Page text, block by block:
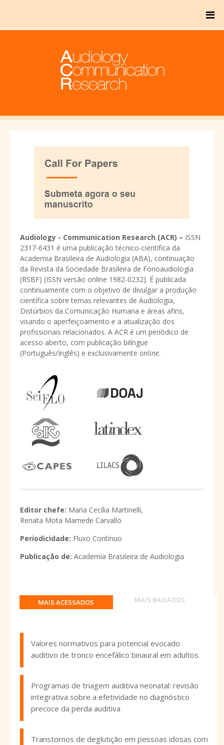
Audiology - Communication Research (ACR) – ISSN
2317-6431 é uma publicação técnico-científica da
Academia Brasileira de Audiologia (ABA), continuação
da Revista da Sociedade Brasileira de Fonoaudiologia
(RSBF) (ISSN versão online 1982-0232). É publicada
continuamente com o objetivo de divulgar a produção
científica sobre temas relevantes de Audiologia,
Distúrbios da Comunicação Humana e áreas afins,
visando o aperfeiçoamento e a atualização dos
profissionais relacionados. A ACR é um periódico de
acesso aberto, com publicação bilíngue
(Português/Inglês) e exclusivamente online.
Editor chefe: Maria Cecília Martinelli,
Renata Mota Mamede Carvallo
Periodicidade: Fluxo Contínuo
Publicação de: Academia Brasileira de Audiologia
MAIS ACESSADOS MAIS BAIXADOS
Valores normativos para potencial evocado
auditivo de tronco encefálico binaural em adultos
Programas de triagem auditiva neonatal: revisão
integrativa sobre a efetividade no diagnóstico
precoce da perda auditiva
Transtornos de deglutição em pessoas idosas com